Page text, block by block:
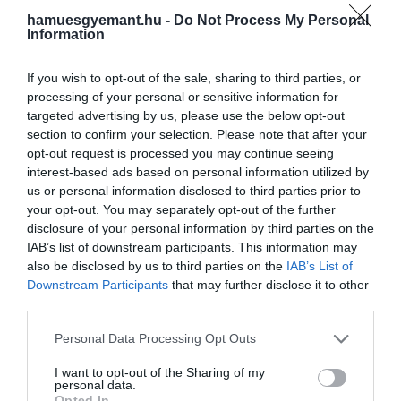
hamuesgyemant.hu - Do Not Process My Personal
Information
If you wish to opt-out of the sale, sharing to third parties, or
processing of your personal or sensitive information for
targeted advertising by us, please use the below opt-out
section to confirm your selection. Please note that after your
opt-out request is processed you may continue seeing
interest-based ads based on personal information utilized by
us or personal information disclosed to third parties prior to
your opt-out. You may separately opt-out of the further
disclosure of your personal information by third parties on the
IAB’s list of downstream participants. This information may
also be disclosed by us to third parties on the IAB’s List of
Downstream Participants that may further disclose it to other
Please note that this website/app uses one or more Google
not limited to your visit or usage behaviour. You may click to
grant or deny consent to Google and its third-party tags to
Personal Data Processing Opt Outs
I want to opt-out of the Sharing of my
personal data.